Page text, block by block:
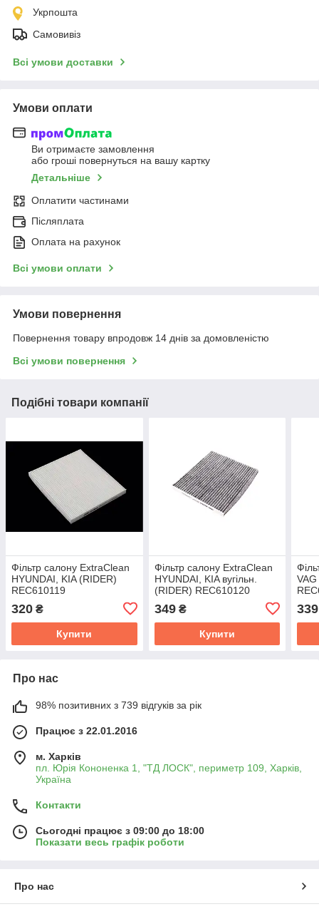
Укрпошта
Самовивіз
Всі умови доставки
Умови оплати
Ви отримаєте замовлення
або гроші повернуться на вашу картку
Детальніше
Оплатити частинами
Післяплата
Оплата на рахунок
Всі умови оплати
Умови повернення
Повернення товару впродовж 14 днів за домовленістю
Всі умови повернення
Подібні товари компанії
Фільтр салону ExtraClean
HYUNDAI, KIA (RIDER)
REC610119
320 ₴
Купити
Фільтр салону ExtraClean
HYUNDAI, KIA вугільн.
(RIDER) REC610120
349₴
Купити
VAG
339
Про нас
98% позитивних з 739 відгуків за рік
Працює з 22.01.2016
м. Харків
пл. Юрія Кононенка 1, "ТД ЛОСК", периметр 109, Харків,
Україна
Контакти
Сьогодні працює з 09:00 до 18:00
Показати весь графік роботи
Про нас